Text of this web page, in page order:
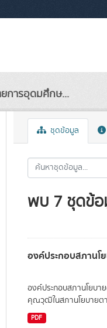
ยการอุดมศึกษ...
ชุดข้อมูล
พบ 7 ชุดข้
องค์ประกอบสภานโ
องค์ประกอบสภานโยบา
คุณวุฒิในสภานโยบาย
PDF